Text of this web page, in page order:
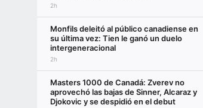
2h
Monfils deleitó al público canadiense en
su última vez: Tien le ganó un duelo
intergeneracional
2h
Masters 1000 de Canadá: Zverev no
aprovechó las bajas de Sinner, Alcaraz y
Djokovic y se despidió en el debut